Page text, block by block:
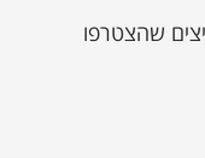
שהצטרפו